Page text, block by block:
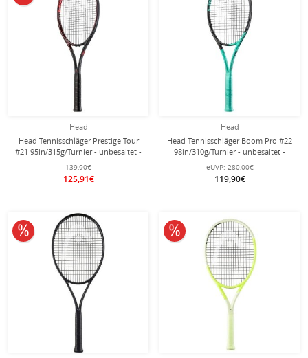
Head
Head Tennisschläger Prestige Tour
#21 95in/315g/Turnier - unbesaitet -
139,90€
125,91€
Head
Head Tennisschläger Boom Pro #22
98in/310g/Turnier - unbesaitet -
eUVP: 280,00€
119,90€
10% reduziert 10% reduziert